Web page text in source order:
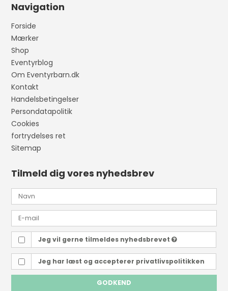
Navigation
Forside
Mærker
Shop
Eventyrblog
Om Eventyrbarn.dk
Kontakt
Handelsbetingelser
Persondatapolitik
Cookies
fortrydelses ret
Sitemap
Tilmeld dig vores nyhedsbrev
Jeg vil gerne tilmeldes nyhedsbrevet
Jeg har læst og accepterer privatlivspolitikken
GODKEND